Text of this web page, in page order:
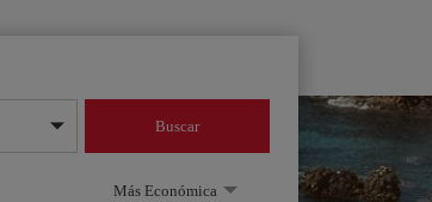
Buscar
Más Económica